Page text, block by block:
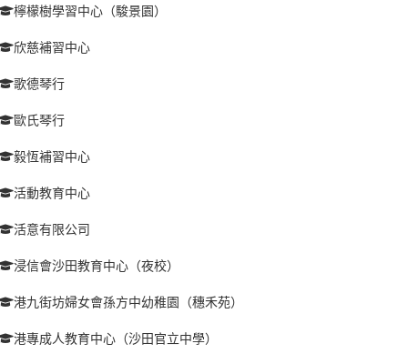
檸檬樹學習中心（駿景園）
欣慈補習中心
歌德琴行
歐氏琴行
毅恆補習中心
活動教育中心
活意有限公司
浸信會沙田教育中心（夜校）
港九街坊婦女會孫方中幼稚園（穗禾苑）
港專成人教育中心（沙田官立中學）